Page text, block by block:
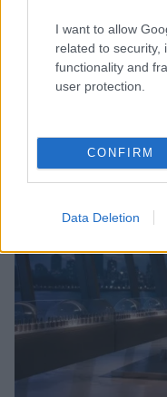
I want to allow
related to security,
functionality and
user protection.
CONFIRM
Data Deletion
Matteo Pellegrino · 8 Ago 2026